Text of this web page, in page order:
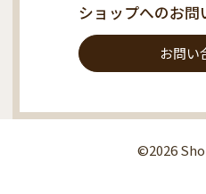
ショップへのお問
お問い
©2026